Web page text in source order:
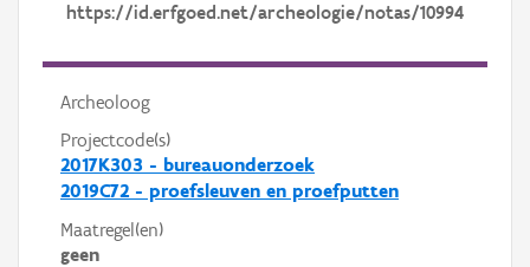
https://id.erfgoed.net/archeologie/notas/10994
Archeoloog
Projectcode(s)
2017K303 - bureauonderzoek
2019C72 - proefsleuven en proefputten
Maatregel(en)
geen